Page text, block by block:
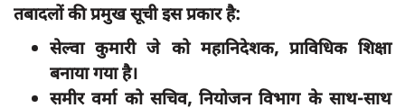
other
Login
Register
तबादलों की प्रमुख सूची इस प्रकार है:
सेल्वा कुमारी जे को महानिदेशक, प्राविधिक शिक्षा
बनाया गया है।
समीर वर्मा को सचिव, नियोजन विभाग के साथ-साथ